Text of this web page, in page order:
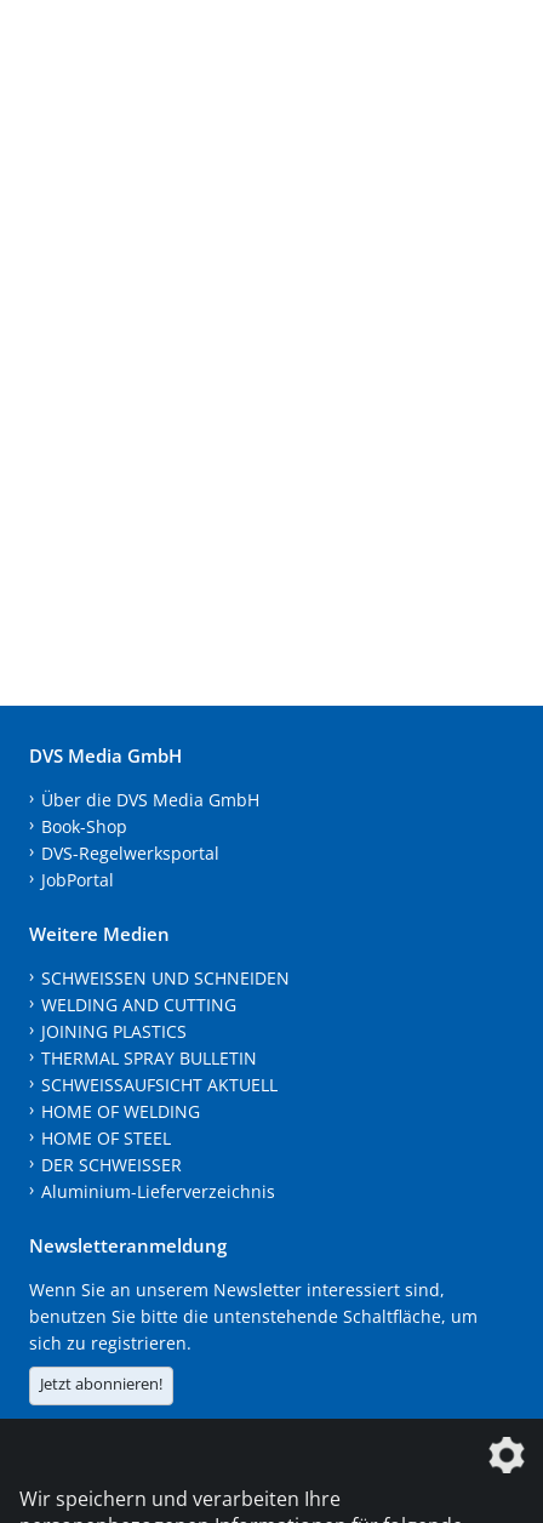
DVS Media GmbH
Über die DVS Media GmbH
Book-Shop
DVS-Regelwerksportal
JobPortal
Weitere Medien
SCHWEISSEN UND SCHNEIDEN
WELDING AND CUTTING
JOINING PLASTICS
THERMAL SPRAY BULLETIN
SCHWEISSAUFSICHT AKTUELL
HOME OF WELDING
HOME OF STEEL
DER SCHWEISSER
Aluminium-Lieferverzeichnis
Newsletteranmeldung
Wenn Sie an unserem Newsletter interessiert sind,
benutzen Sie bitte die untenstehende Schaltfläche, um
sich zu registrieren.
Jetzt abonnieren!
Die DVS Media GmbH ist ein Unternehmen der
Wir speichern und verarbeiten Ihre